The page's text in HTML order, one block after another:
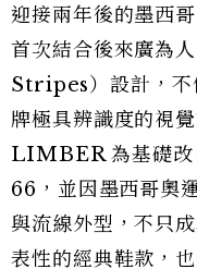
迎接兩年後的墨西
首次結合後來廣為
Stripes）設計，不
牌極具辨識度的視
LIMBER 為基礎
66，並因墨西哥奧
與流線外型，不只
表性的經典鞋款，